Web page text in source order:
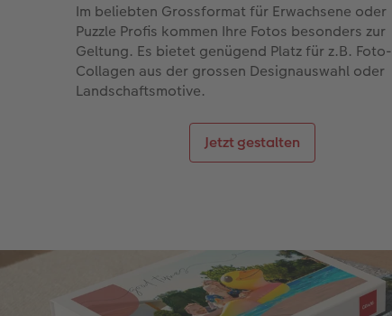
Im beliebten Grossformat für Erwachsene oder
Puzzle Profis kommen Ihre Fotos besonders zur
Geltung. Es bietet genügend Platz für z.B. Foto-
Collagen aus der grossen Designauswahl oder
Landschaftsmotive.
Jetzt gestalten